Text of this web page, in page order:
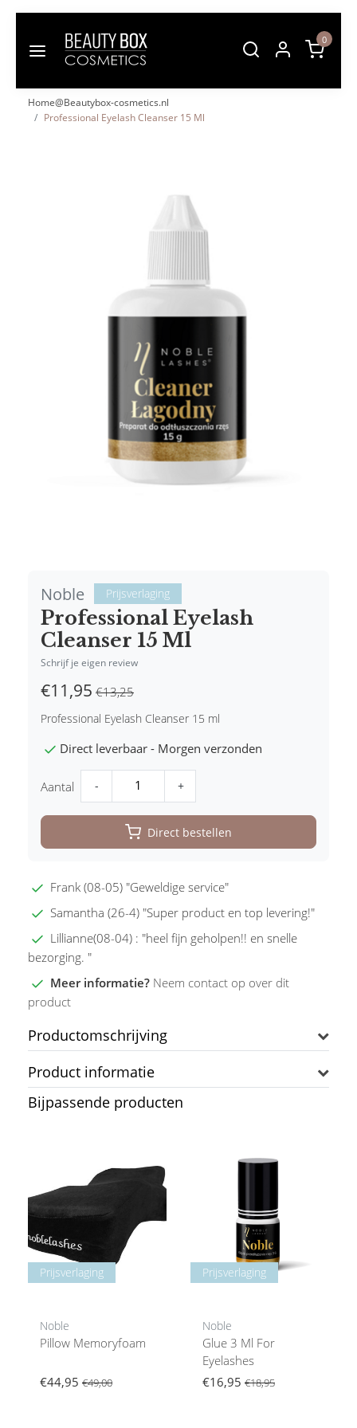
0
Home@Beautybox-cosmetics.nl
Professional Eyelash Cleanser 15 Ml
Noble Prijsverlaging
Professional Eyelash
Cleanser 15 Ml
Schrijf je eigen review
€11,95 €13,25
Professional Eyelash Cleanser 15 ml
Direct leverbaar - Morgen verzonden
Aantal - +
Direct bestellen
Frank (08-05) "Geweldige service"
Samantha (26-4) "Super product en top levering!"
Lillianne(08-04) : "heel fijn geholpen!! en snelle
bezorging. "
Meer informatie? Neem contact op over dit
product
Productomschrijving
Product informatie
Bijpassende producten
Prijsverlaging
Noble
Pillow Memoryfoam
€44,95 €49,00
Prijsverlaging
Noble
Glue 3 Ml For
Eyelashes
€16,95 €18,95